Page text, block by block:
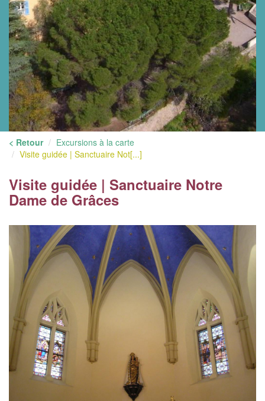
< Retour
Excursions à la carte
Visite guidée | Sanctuaire Not[...]
Visite guidée | Sanctuaire Notre
Dame de Grâces